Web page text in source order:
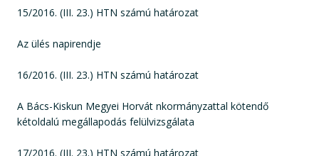
15/2016. (III. 23.) HTN számú határozat
Az ülés napirendje
16/2016. (III. 23.) HTN számú határozat
A Bács-Kiskun Megyei Horvát nkormányzattal kötendő
kétoldalú megállapodás felülvizsgálata
17/2016. (III. 23.) HTN számú határozat